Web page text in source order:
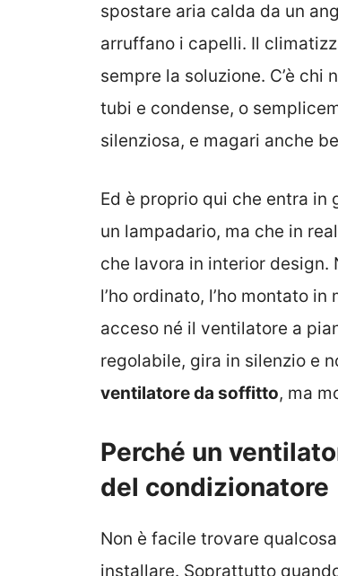
spostare aria calda da un
arruffano i capelli. Il
sempre la soluzione. C’è
tubi e condense, o
silenziosa, e magari anche
Ed è proprio qui che entra in
un lampadario, ma che in
che lavora in interior design.
l’ho ordinato, l’ho montato
acceso né il ventilatore a
regolabile, gira in silenzio e
ventilatore da soffitto, ma
Perché un
del condizionatore
Non è facile trovare
installare. Soprattutto